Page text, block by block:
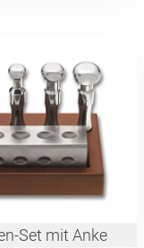
Set mit Anke